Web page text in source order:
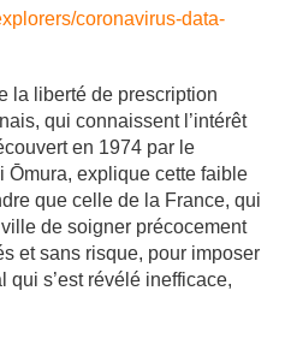
coronavirus-data-
la liberté de prescription
qui connaissent l’intérêt
en 1974 par le
explique cette faible
que celle de la France, qui
de soigner précocement
et sans risque, pour imposer
qui s’est révélé inefficace,